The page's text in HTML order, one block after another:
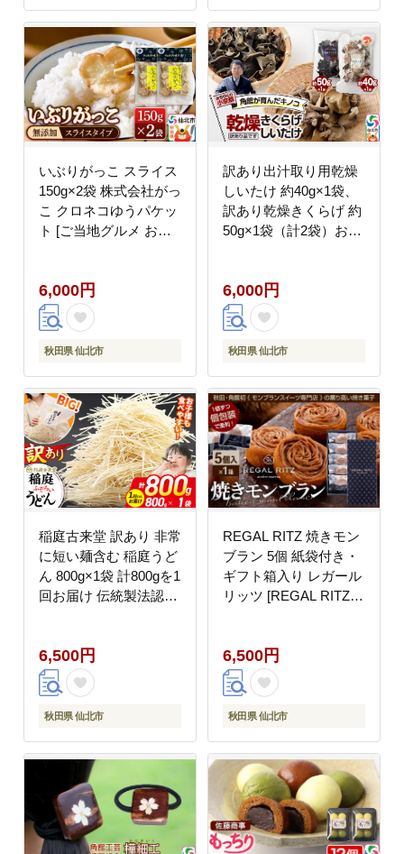
いぶりがっこ スライス
150g×2袋 株式会社がっ
こ クロネコゆうパケッ
ト [ご当地グルメ お取
もの]
6,000円
秋田県 仙北市
訳あり出汁取り用乾燥
しいたけ 約40g×1袋、
訳あり乾燥きくらげ 約
50g×1袋（計2袋）お得
げ 木耳 キクラゲ 出汁
取り 乾燥 乾物 訳あり
秋田県 仙北市 角館]
6,000円
秋田県 仙北市
稲庭古来堂 訳あり 非常
に短い麺含む 稲庭うど
ん 800g×1袋 計800gを1
回お届け 伝統製法認定
加 時短 離乳食 介護食
カット手間なし ご当地
お取り寄せ 手綯 てない
稲庭饂飩]
6,500円
秋田県 仙北市
REGAL RITZ 焼きモン
ブラン 5個 紙袋付き・
ギフト箱入り レガール
リッツ [REGAL RITZ
焼きモンブラン 焼モン
ブラン お取り寄せ スイ
ーツ スウィーツ おすそ
わけ 退職 卒業 バラマ
6,500円
秋田県 仙北市